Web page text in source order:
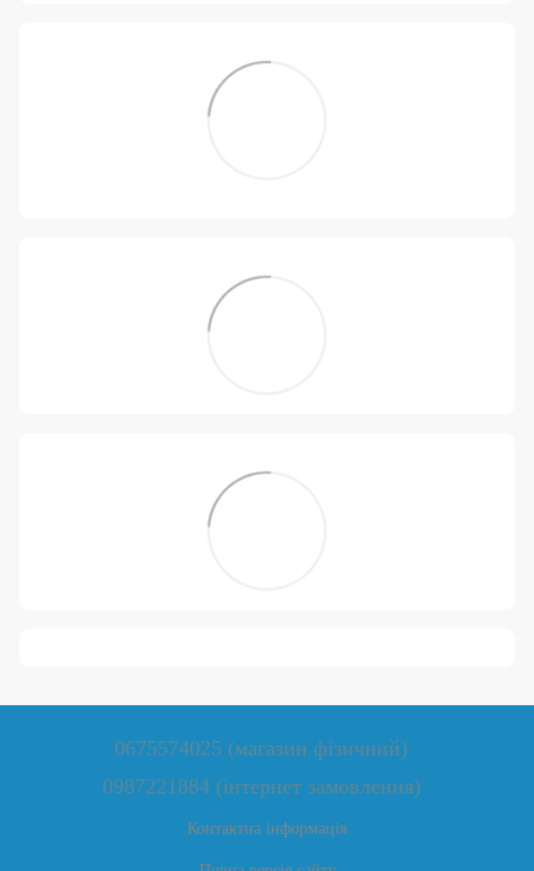
0675574025 (магазин фізичний)
0987221884 (інтернет замовлення)
Контактна інформація